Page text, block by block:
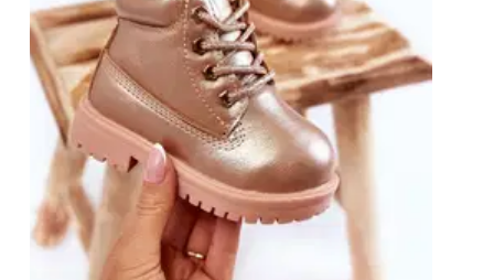
Kulno tipas Be kulno
Bendras ilgis 11 cm dydžiui 25
Kategorija Mergaitiška
Aulo plotis 8 cm dydžiui 25
Platforma / padas 2,5 cm
Valdiklis -